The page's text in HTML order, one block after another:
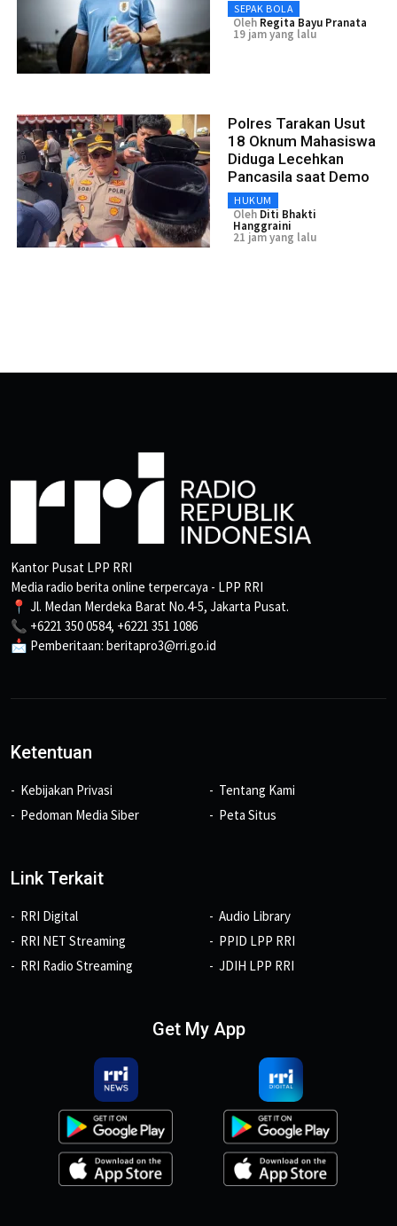
SEPAK BOLA
Oleh Regita Bayu Pranata
19 jam yang lalu
Polres Tarakan Usut
18 Oknum Mahasiswa
Diduga Lecehkan
Pancasila saat Demo
HUKUM
Oleh Diti Bhakti
Hanggraini
21 jam yang lalu
Kantor Pusat LPP RRI
Media radio berita online terpercaya - LPP RRI
📍 Jl. Medan Merdeka Barat No.4-5, Jakarta Pusat.
📞 +6221 350 0584, +6221 351 1086
📩 Pemberitaan: beritapro3@rri.go.id
Ketentuan
Kebijakan Privasi
Pedoman Media Siber
Tentang Kami
Peta Situs
Link Terkait
RRI Digital
RRI NET Streaming
RRI Radio Streaming
Audio Library
PPID LPP RRI
JDIH LPP RRI
Get My App